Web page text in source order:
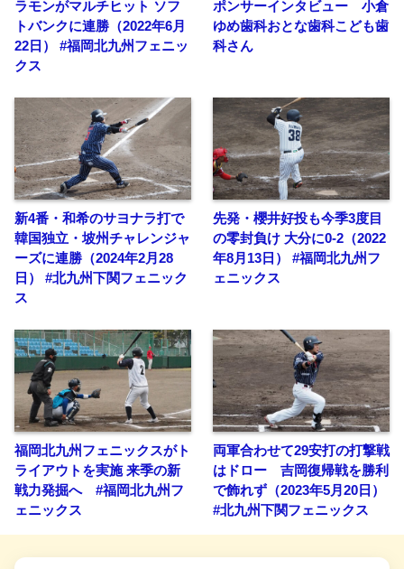
ラモンがマルチヒット ソフ
トバンクに連勝（2022年6月
22日） #福岡北九州フェニッ
クス
ポンサーインタビュー 小倉
ゆめ歯科おとな歯科こども歯
科さん
新4番・和希のサヨナラ打で
韓国独立・坡州チャレンジャ
ーズに連勝（2024年2月28
日） #北九州下関フェニック
ス
先発・櫻井好投も今季3度目
の零封負け 大分に0-2（2022
年8月13日） #福岡北九州フ
ェニックス
福岡北九州フェニックスがト
ライアウトを実施 来季の新
戦力発掘へ #福岡北九州フ
ェニックス
両軍合わせて29安打の打撃戦
はドロー 吉岡復帰戦を勝利
で飾れず（2023年5月20日）
#北九州下関フェニックス